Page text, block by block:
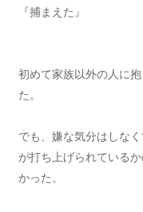
『捕まえた』
初めて家族以外の人に
た。
でも、嫌な気分はしな
が打ち上げられている
かった。